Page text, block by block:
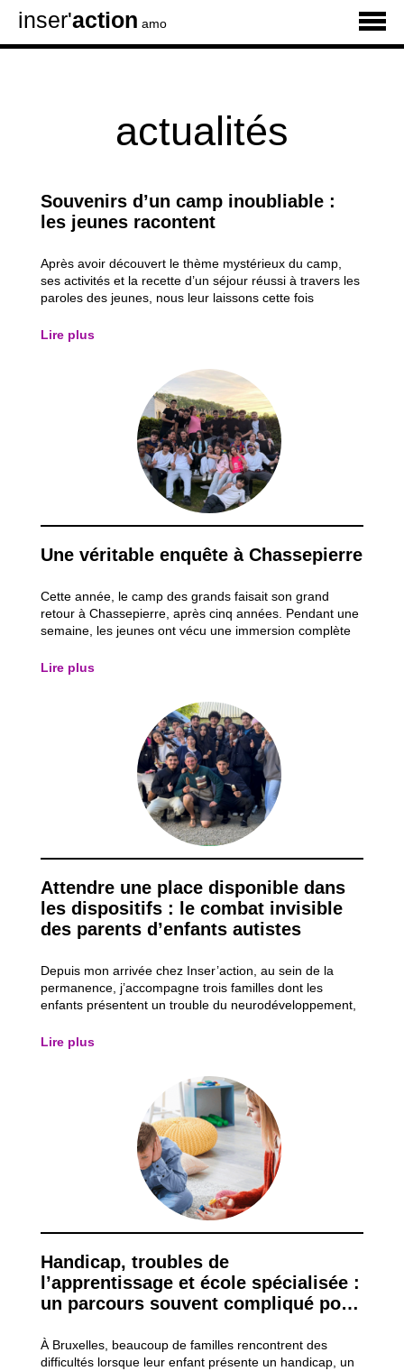
inser'action amo
actualités
Souvenirs d’un camp inoubliable :
les jeunes racontent
Après avoir découvert le thème mystérieux du camp,
ses activités et la recette d’un séjour réussi à travers les
paroles des jeunes, nous leur laissons cette fois
participants, découvrez les moments qui les ont le plus
Lire plus
Une véritable enquête à Chassepierre
Cette année, le camp des grands faisait son grand
retour à Chassepierre, après cinq années. Pendant une
semaine, les jeunes ont vécu une immersion complète
du séjour tournait autour d’un meurtre non élucidé
Lire plus
Attendre une place disponible dans
les dispositifs : le combat invisible
des parents d’enfants autistes
Depuis mon arrivée chez Inser’action, au sein de la
permanence, j’accompagne trois familles dont les
enfants présentent un trouble du neurodéveloppement,
(TSA). Ces accompagnements me permettent
Lire plus
Handicap, troubles de
l’apprentissage et école spécialisée :
un parcours souvent compliqué pour
À Bruxelles, beaucoup de familles rencontrent des
difficultés lorsque leur enfant présente un handicap, un